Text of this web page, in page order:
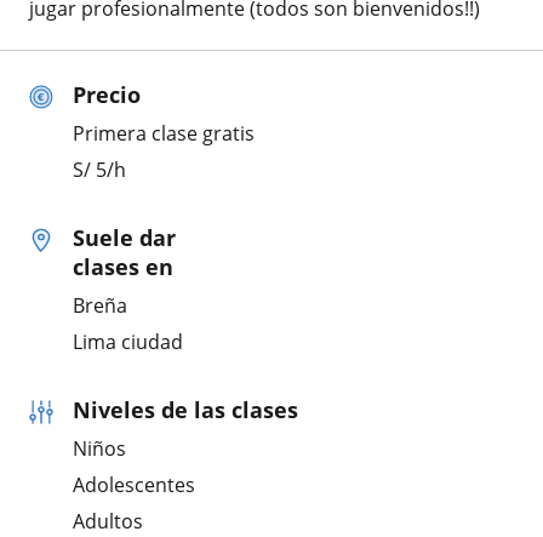
Precio
Primera clase gratis
S/ 5/h
Suele dar
clases en
Breña
Lima ciudad
Niveles de las clases
Niños
Adolescentes
Adultos
jugar profesionalmente (todos son bienvenidos!!)